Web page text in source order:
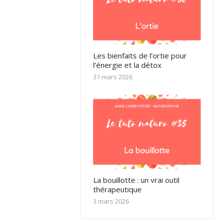
Les bienfaits de l’ortie pour
l’énergie et la détox
31 mars 2026
La bouillotte : un vrai outil
thérapeutique
3 mars 2026